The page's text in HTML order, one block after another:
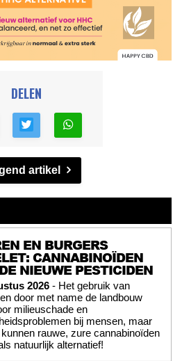
DELEN
artikel
EN BURGERS
CANNABINOÏDEN
NIEUWE PESTICIDEN
2026 - Het gebruik van
door met name de landbouw
milieuschade en
bij mensen, maar
rauwe, zure cannabinoïden
natuurlijk alternatief!